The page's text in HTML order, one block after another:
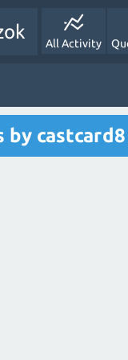
All Activity
by castcard8